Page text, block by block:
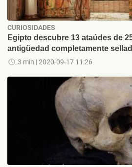
CURIOSIDADES
Egipto descubre 13 ataúdes de
antigüedad completamente
3 min | 2020-09-17 11:26